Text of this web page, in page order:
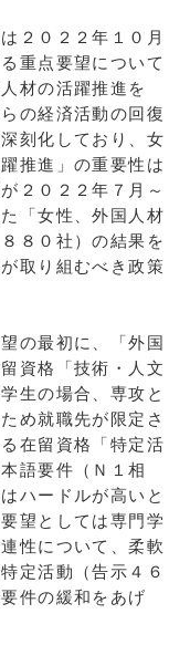
２０２２年１０月
重点要望について
材の活躍推進を
の経済活動の回復
刻化しており、女
推進」の重要性は
２０２２年７月～
「女性、外国人材
８０社）の結果を
取り組むべき政策
の最初に、「外国
資格「技術・人文
生の場合、専攻と
め就職先が限定さ
在留資格「特定活
語要件（Ｎ１相
ハードルが高いと
望としては専門学
性について、柔軟
定活動（告示４６
件の緩和をあげ